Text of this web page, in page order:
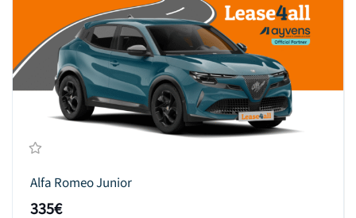
Alfa Romeo Junior
335€